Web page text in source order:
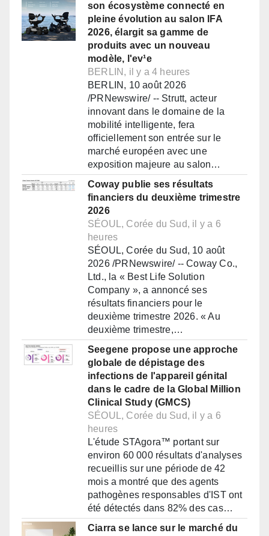
son écosystème connecté en
pleine évolution au salon IFA
2026, élargit sa gamme de
produits avec un nouveau
modèle, l'ev¹e
BERLIN, il y a 4 heures
BERLIN, 10 août 2026
/PRNewswire/ -- Strutt, acteur
innovant dans le domaine de la
mobilité intelligente, fera
officiellement son entrée sur le
marché européen avec une
exposition majeure au salon…
Coway publie ses résultats
financiers du deuxième trimestre
2026
SÉOUL, Corée du Sud, il y a 6
heures
SÉOUL, Corée du Sud, 10 août
2026 /PRNewswire/ -- Coway Co.,
Ltd., la « Best Life Solution
Company », a annoncé ses
résultats financiers pour le
deuxième trimestre 2026. « Au
deuxième trimestre,…
Seegene propose une approche
globale de dépistage des
infections de l'appareil génital
dans le cadre de la Global Million
Clinical Study (GMCS)
SÉOUL, Corée du Sud, il y a 6
heures
L'étude STAgora™ portant sur
environ 60 000 résultats d'analyses
recueillis sur une période de 42
mois a montré que des agents
pathogènes responsables d'IST ont
été détectés dans 82% des cas…
Ciarra se lance sur le marché du